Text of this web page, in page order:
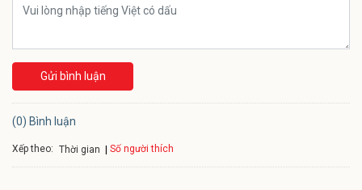
Gửi bình luận
(0) Bình luận
Xếp theo: Thời gian Số người thích